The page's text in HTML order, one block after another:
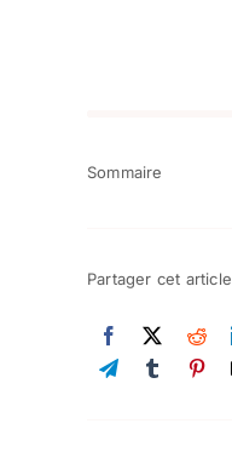
Sommaire
Partager cet article